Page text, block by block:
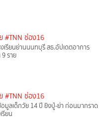
#TNN ช่อง16
งเรียนย่านนนทบุรี สธ.อัปเดตอาการ
ราย
#TNN ช่อง16
อมูลเด็กวัย 14 ปี ยิงปู่-ย่า ก่อนมากราด
รียน